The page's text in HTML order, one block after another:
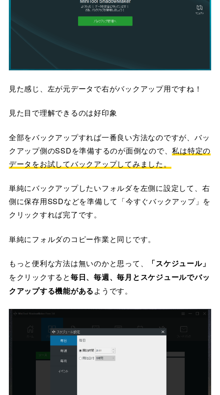
見た感じ、左が元データで右がバックアップ用ですね！
見た目で理解できるのは好印象
全部をバックアップすれば一番良い方法なのですが、バッ
クアップ側のSSDを準備するのが面倒なので、私は特定の
データをお試してバックアップしてみました。
単純にバックアップしたいフォルダを左側に設定して、右
側に保存用SSDなどを準備して「今すぐバックアップ」を
クリックすれば完了です。
単純にフォルダのコピー作業と同じです。
もっと便利な方法は無いのかと思って、 「スケジュール」
をクリックすると毎日、毎週、毎月とスケジュールでバッ
クアップする機能があるようです。